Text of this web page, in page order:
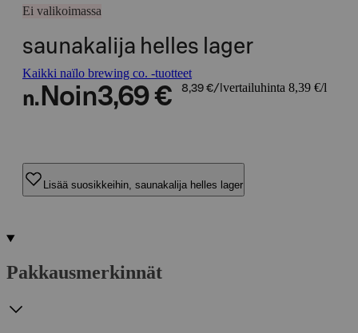
Ei valikoimassa
saunakalija helles lager
Kaikki naïlo brewing co. -tuotteet
n. Noin3,69 € 8,39 €/l vertailuhinta 8,39 €/l
Lisää suosikkeihin, saunakalija helles lager
Pakkausmerkinnät